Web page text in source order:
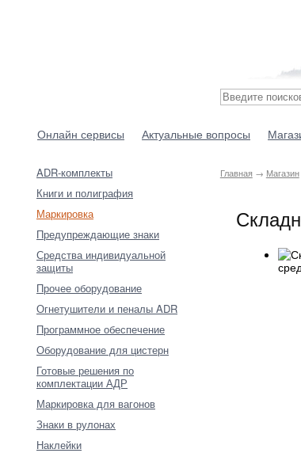
Онлайн сервисы
Актуальные вопросы
ADR-комплекты
Книги и полиграфия
Маркировка
Предупреждающие знаки
Средства индивидуальной
защиты
Прочее оборудование
Огнетушители и пеналы ADR
Программное обеспечение
Оборудование для цистерн
Готовые решения по
комплектации АДР
Маркировка для вагонов
Знаки в рулонах
Наклейки
Главная→ Магазин